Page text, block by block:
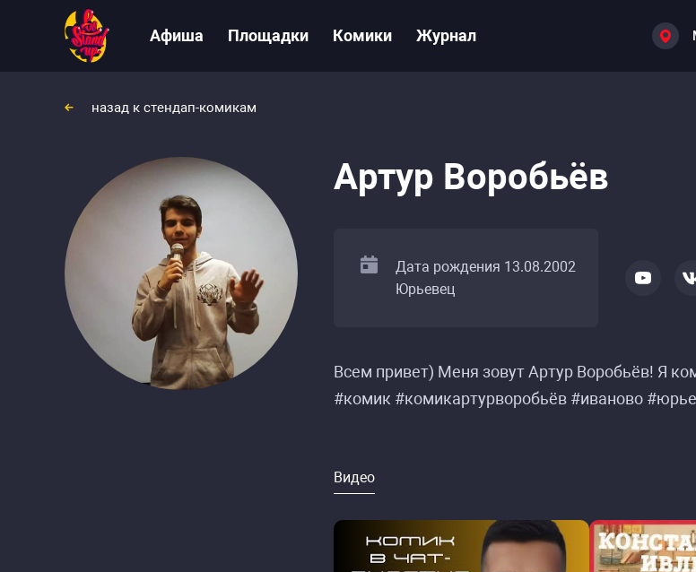
Афиша Площадки Комики Журнал
назад к стендап-комикам
Артур Воробьёв
Дата рождения 13.08.2002
Юрьевец
Всем привет) Меня зовут Артур Воробьёв! Я
#комик #комикартурворобьёв #иваново
Видео